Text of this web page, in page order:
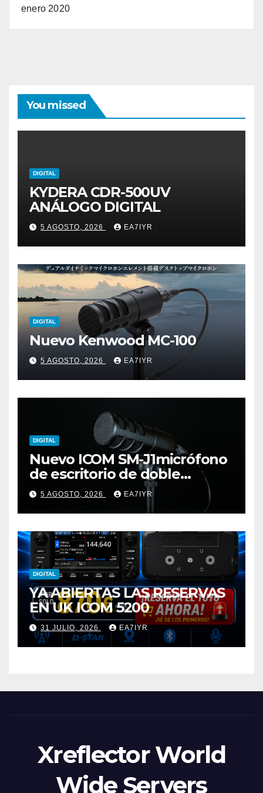
enero 2020
You missed
DIGITAL
KYDERA CDR-500UV
ANÁLOGO DIGITAL
5 AGOSTO, 2026 EA7IYR
DIGITAL
Nuevo Kenwood MC-100
5 AGOSTO, 2026 EA7IYR
DIGITAL
Nuevo ICOM SM-J1micrófono
de escritorio de doble
elemento premium
5 AGOSTO, 2026 EA7IYR
DIGITAL
YA ABIERTAS LAS RESERVAS
EN UK ICOM 5200
31 JULIO, 2026 EA7IYR
Xreflector World
Wide Servers